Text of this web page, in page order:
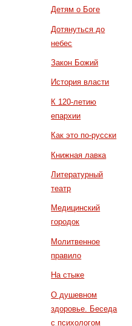
Детям о Боге
Дотянуться до
небес
Закон Божий
История власти
К 120-летию
епархии
Как это по-русски
Книжная лавка
Литературный
театр
Медицинский
городок
Молитвенное
правило
На стыке
О душевном
здоровье. Беседа
с психологом